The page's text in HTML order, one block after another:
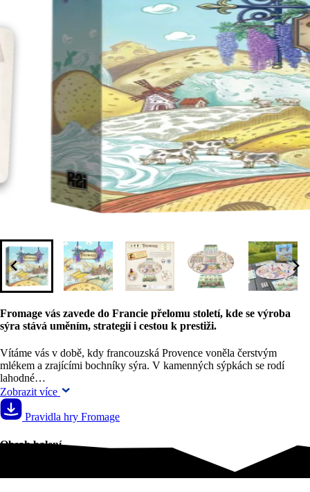
Fromage vás zavede do Francie přelomu století, kde se výroba
sýra stává uměním, strategií i cestou k prestiži.
Vítáme vás v době, kdy francouzská Provence voněla čerstvým
mlékem a zrajícími bochníky sýra. V kamenných sýpkách se rodí
lahodné…
Zobrazit více
Pravidla hry Fromage
Obsah balení